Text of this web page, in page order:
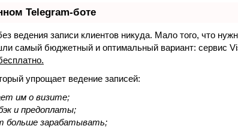
Telegram-боте
ведения записи клиентов никуда. Мало того, что
самый бюджетный и оптимальный вариант: сервис
.
упрощает ведение записей:
им о визите;
и предоплаты;
больше зарабатывать;